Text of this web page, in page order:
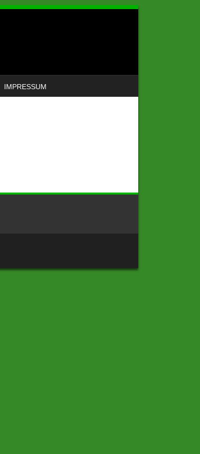
IMPRESSUM